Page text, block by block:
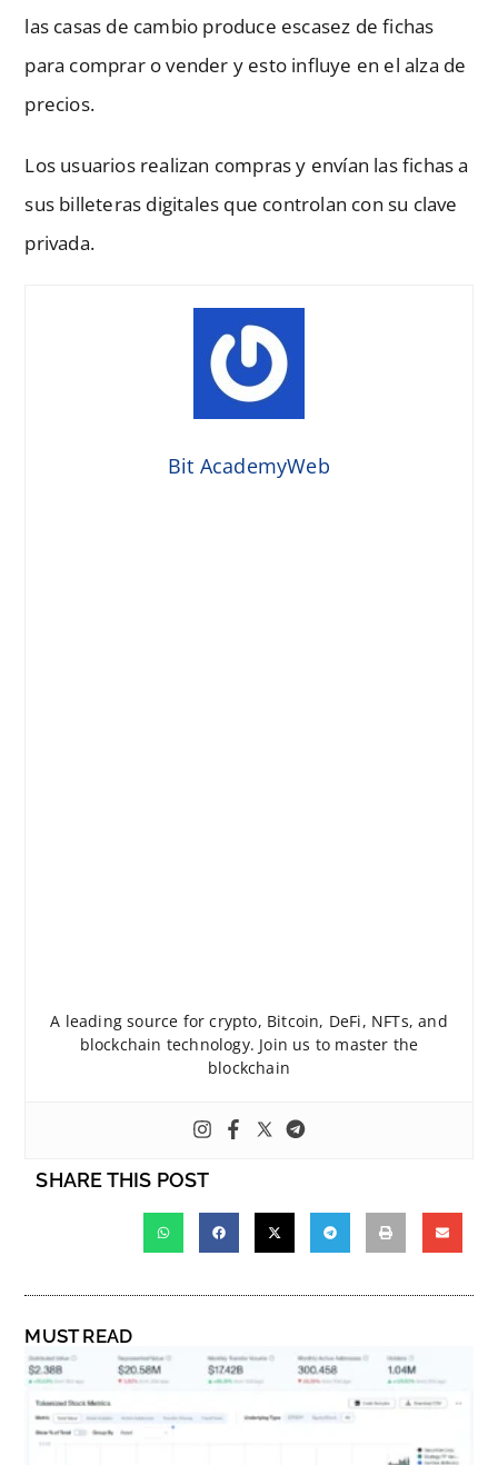
las casas de cambio produce escasez de fichas
para comprar o vender y esto influye en el alza de
precios.
Los usuarios realizan compras y envían las fichas a
sus billeteras digitales que controlan con su clave
privada.
Bit AcademyWeb
A leading source for crypto, Bitcoin, DeFi, NFTs, and
blockchain technology. Join us to master the
blockchain
SHARE THIS POST
MUST READ